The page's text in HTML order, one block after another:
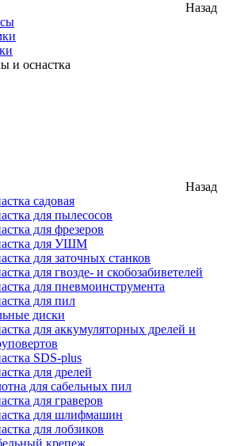
Назад
и оснастка
Назад
садовая
для пылесосов
для фрезеров
для УШМ
для заточных станков
для гвозде- и скобозабиветелей
для пневмоинструмента
для пил
диски
для аккумуляторных дрелей и
SDS-plus
для дрелей
для сабельных пил
для граверов
для шлифмашин
для лобзиков
крепеж